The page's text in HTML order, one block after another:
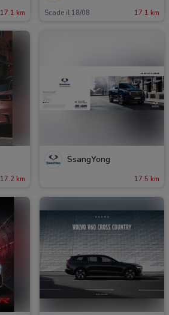
17.1 km Scade il 18/08 17.1 km
17.2 km
SsangYong
17.5 km